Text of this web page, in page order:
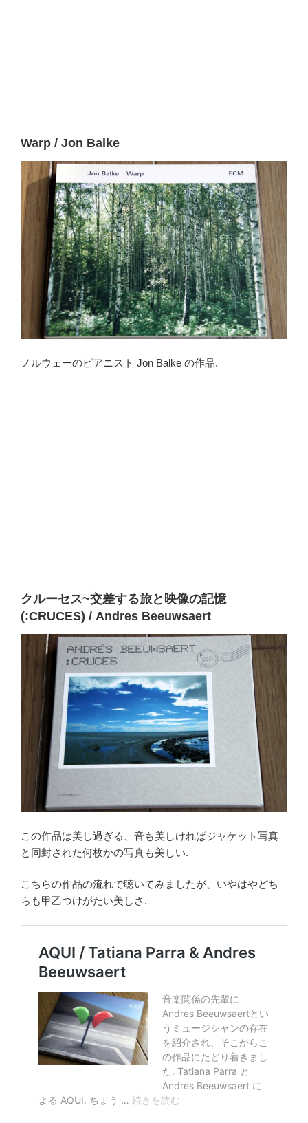
Warp / Jon Balke
ノルウェーのピアニスト Jon Balke の作品.
クルーセス~交差する旅と映像の記憶
(:CRUCES) / Andres Beeuwsaert
この作品は美し過ぎる、音も美しければジャケット写真
と同封された何枚かの写真も美しい.
こちらの作品の流れで聴いてみましたが、いやはやどち
らも甲乙つけがたい美しさ.